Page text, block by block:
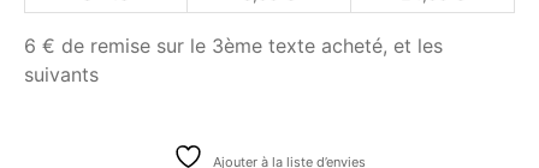
6 € de remise sur le 3ème texte acheté, et les
suivants
Ajouter à la liste d’envies